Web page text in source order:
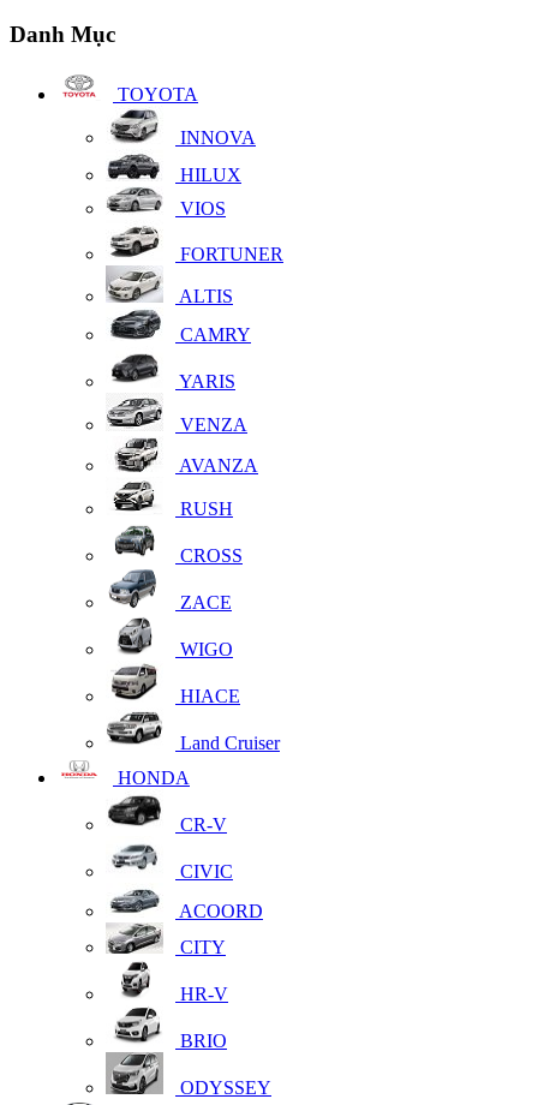
Danh Mục
TOYOTA
INNOVA
HILUX
VIOS
FORTUNER
ALTIS
CAMRY
YARIS
VENZA
AVANZA
RUSH
CROSS
ZACE
WIGO
HIACE
Land Cruiser
HONDA
CR-V
CIVIC
ACOORD
CITY
HR-V
BRIO
ODYSSEY